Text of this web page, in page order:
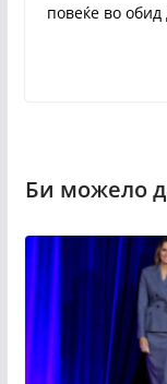
повеќе во